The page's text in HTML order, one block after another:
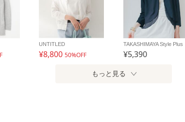
UNTITLED
¥8,80050%OFF
TAKASHIMAYA Style Plus
¥5,390
もっと見る